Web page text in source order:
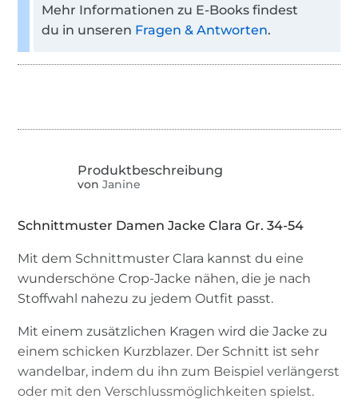
Mehr Informationen zu E-Books findest
du in unseren Fragen & Antworten.
von Janine
Schnittmuster Damen Jacke Clara Gr. 34-54
Mit dem Schnittmuster Clara kannst du eine
wunderschöne Crop-Jacke nähen, die je nach
Stoffwahl nahezu zu jedem Outfit passt.
Mit einem zusätzlichen Kragen wird die Jacke zu
einem schicken Kurzblazer. Der Schnitt ist sehr
wandelbar, indem du ihn zum Beispiel verlängerst
oder mit den Verschlussmöglichkeiten spielst.